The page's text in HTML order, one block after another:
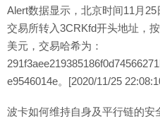
Alert数据显示，北京时间11月
交易所转入3CRKfd开头地址，
美元，交易哈希为：
e9546014e。[2020/11/25
波卡如何维持自身及平行链的安